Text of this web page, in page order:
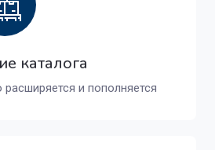
каталога
расширяется и пополняется